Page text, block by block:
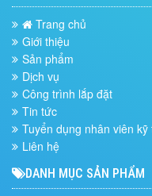
Trang chủ
Giới thiệu
Sản phẩm
Dịch vụ
Công trình lắp đặt
Tin tức
Tuyển dụng nhân viên
Liên hệ
DANH MỤC SẢN PHẨM